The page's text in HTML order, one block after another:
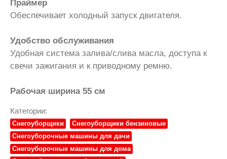
Праймер
Обеспечивает холодный запуск двигателя.
Удобство обслуживания
Удобная система залива/слива масла, доступа к
свечи зажигания и к приводному ремню.
Рабочая ширина 55 см
Категории:
Снегоуборщики
Снегоуборщики бензиновые
Снегоуборочные машины для дачи
Снегоуборочные машины для дома